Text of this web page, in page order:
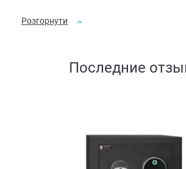
Розгорнути
Последние